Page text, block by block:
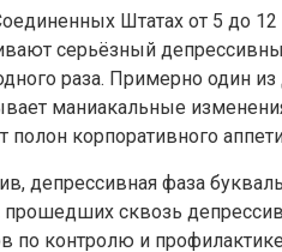
Штатах от 5 до
серьёзный
раза. Примерно один
маниакальные
полон корпоративного
депрессивная фаза
сквозь
по контролю и